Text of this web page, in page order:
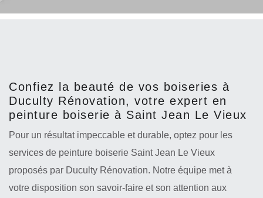
Confiez la beauté de vos boiseries à
Duculty Rénovation, votre expert en
peinture boiserie à Saint Jean Le Vieux
Pour un résultat impeccable et durable, optez pour les
services de peinture boiserie Saint Jean Le Vieux
proposés par Duculty Rénovation. Notre équipe met à
votre disposition son savoir-faire et son attention aux